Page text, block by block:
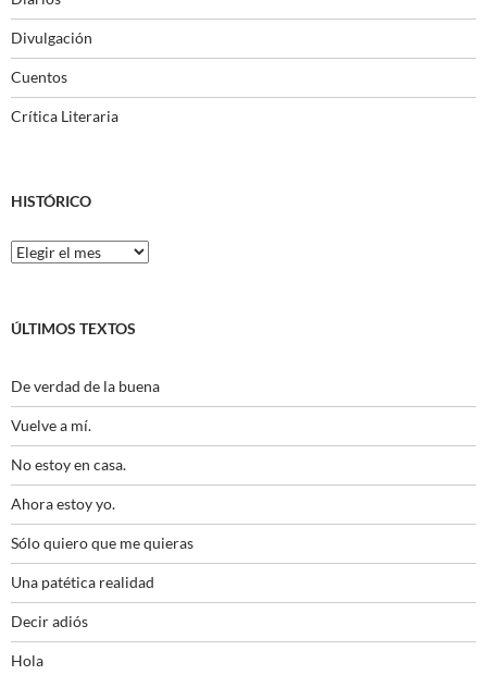
Divulgación
Cuentos
Crítica Literaria
HISTÓRICO
Histórico
ÚLTIMOS TEXTOS
De verdad de la buena
Vuelve a mí.
No estoy en casa.
Ahora estoy yo.
Sólo quiero que me quieras
Una patética realidad
Decir adiós
Hola